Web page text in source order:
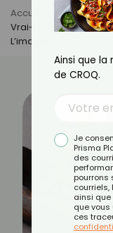
Accueil Actus
Vrai-Faux Sur La
L’imagine
Ainsi que
de CROQ.
Je
Prisma
des
pourrons
courriels,
ainsi
que vous
ces